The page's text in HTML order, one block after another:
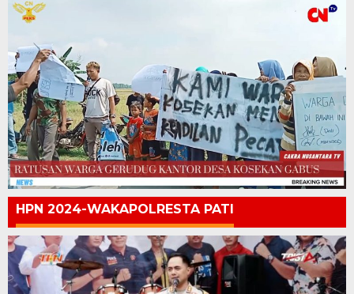
HPN 2024-WAKAPOLRESTA PATI